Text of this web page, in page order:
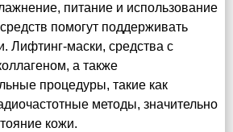
питание и использование
помогут поддерживать
Лифтинг-маски, средства с
а также
процедуры, такие как
методы, значительно
кожи.